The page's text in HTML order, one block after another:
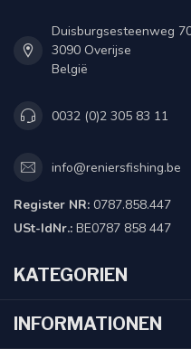
Duisburgsesteenweg
3090 Overijse
België
0032 (0)2 305 83 11
info@reniersfishing.be
Register NR: 0787.858.447
USt-IdNr.: BE0787 858 447
KATEGORIEN
INFORMATIONEN